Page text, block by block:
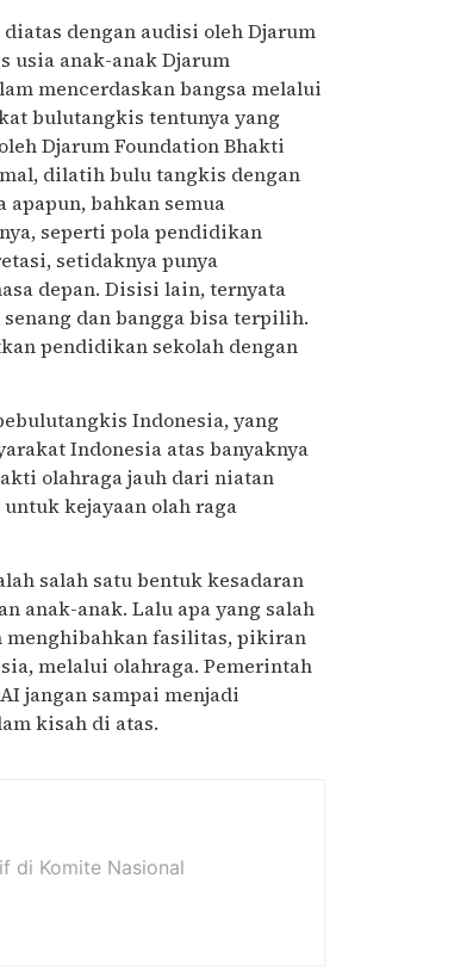
dengan audisi oleh Djarum
usia anak-anak Djarum
mencerdaskan bangsa melalui
bulutangkis tentunya yang
Djarum Foundation Bhakti
dilatih bulu tangkis dengan
bahkan semua
seperti pola pendidikan
setidaknya punya
depan. Disisi lain, ternyata
dan bangga bisa terpilih.
pendidikan sekolah dengan
Indonesia, yang
Indonesia atas banyaknya
olahraga jauh dari niatan
kejayaan olah raga
salah satu bentuk kesadaran
anak-anak. Lalu apa yang salah
menghibahkan fasilitas, pikiran
melalui olahraga. Pemerintah
jangan sampai menjadi
kisah di atas.
di Komite Nasional